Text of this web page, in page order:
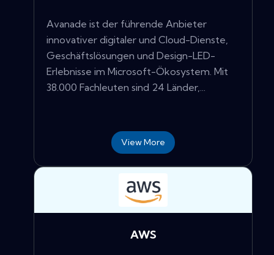
Avanade ist der führende Anbieter
innovativer digitaler und Cloud-Dienste,
Geschäftslösungen und Design-LED-
Erlebnisse im Microsoft-Ökosystem. Mit
38.000 Fachleuten sind 24 Länder,...
View More
AWS